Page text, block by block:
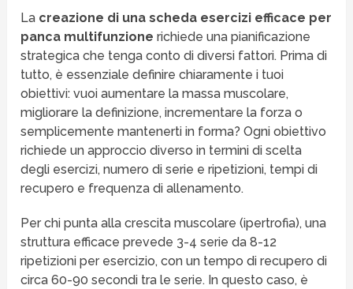
La creazione di una scheda esercizi efficace per
panca multifunzione richiede una pianificazione
strategica che tenga conto di diversi fattori. Prima di
tutto, è essenziale definire chiaramente i tuoi
obiettivi: vuoi aumentare la massa muscolare,
migliorare la definizione, incrementare la forza o
semplicemente mantenerti in forma? Ogni obiettivo
richiede un approccio diverso in termini di scelta
degli esercizi, numero di serie e ripetizioni, tempi di
recupero e frequenza di allenamento.
Per chi punta alla crescita muscolare (ipertrofia), una
struttura efficace prevede 3-4 serie da 8-12
ripetizioni per esercizio, con un tempo di recupero di
circa 60-90 secondi tra le serie. In questo caso, è